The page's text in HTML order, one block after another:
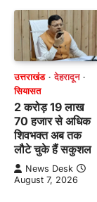
उत्तराखंड
देहरादून
सियासत
2 करोड़ 19 लाख
70 हजार से अधिक
शिवभक्त अब तक
लौटे चुके हैं सकुशल
News Desk
August 7, 2026